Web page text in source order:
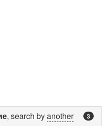
3
, search byanother